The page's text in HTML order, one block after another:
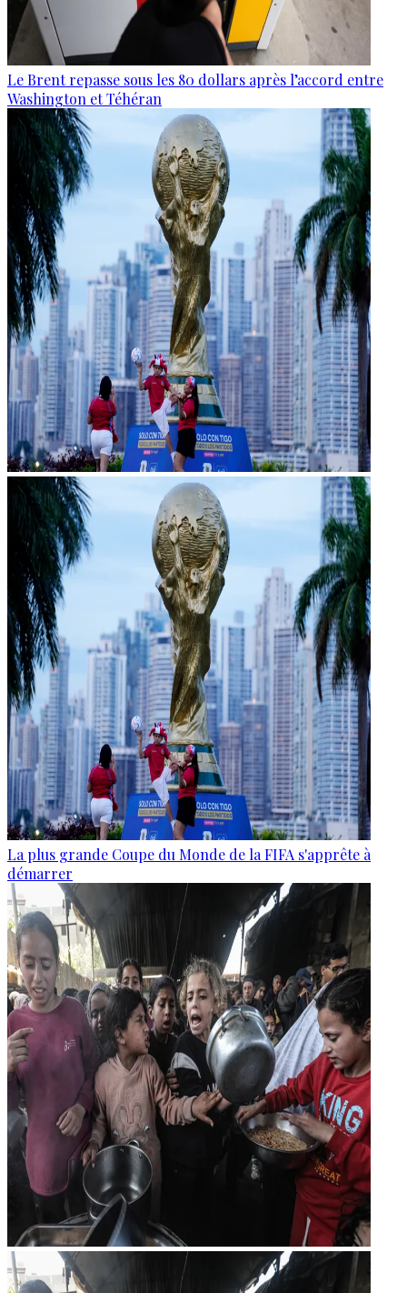
Le Brent repasse sous les 80 dollars après l’accord entre
Washington et Téhéran
La plus grande Coupe du Monde de la FIFA s'apprête à
démarrer